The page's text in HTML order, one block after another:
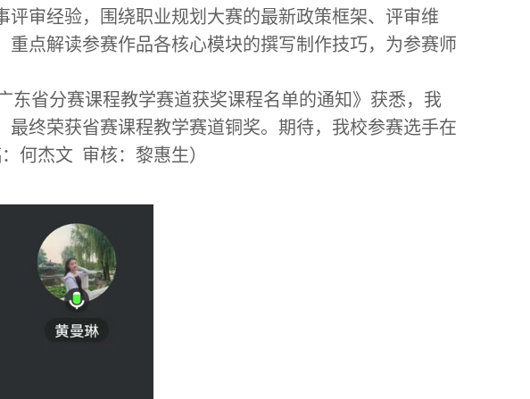
审经验，围绕职业规划大赛的最新政策框架、评审维
点解读参赛作品各核心模块的撰写制作技巧，为参赛师
省分赛课程教学赛道获奖课程名单的通知》获悉，我
终荣获省赛课程教学赛道铜奖。期待，我校参赛选手在
何杰文 审核：黎惠生）